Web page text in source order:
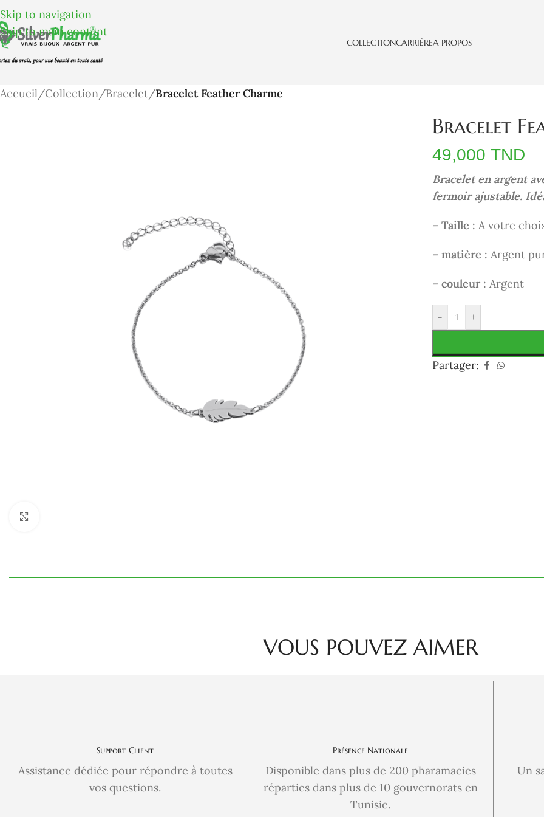
Skip to navigation
Skip to main content
COLLECTIONCARRIÈREA PROPOS
Accueil/Collection/Bracelet/Bracelet Feather Charme
Bracelet
49,000TND
Bracelet en argent
fermoir ajustable.
– Taille : Avotre
– matière : Argent
– couleur : Argent
- +
Partager:
VOUS POUVEZ AIMER
Support Client
Assistance dédiée pour répondre à toutes
vos questions.
Présence Nationale
Disponible dans plus de 200 pharamacies
réparties dans plus de 10 gouvernorats en
Tunisie.
Un